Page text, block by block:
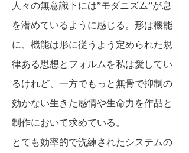
人々の無意識下には”モダニズム”が息
を潜めているように感じる。 形は機能
に、機能は形に従うよう定められた規
律ある思想とフォルムを私は愛してい
るけれど、 一方でもっと無骨で抑制の
効かない生きた感情や生命力を作品と
制作において求めている。
とても効率的で洗練されたシステムの